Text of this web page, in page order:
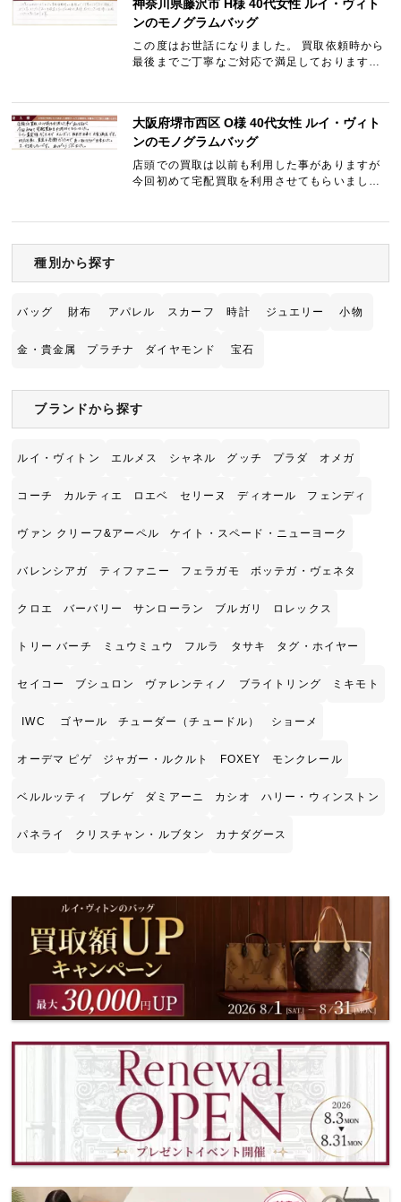
神奈川県藤沢市 H様 40代女性 ルイ・ヴィト
ンのモノグラムバッグ
この度はお世話になりました。 買取依頼時から
最後までご丁寧なご対応で満足しております。
大阪府堺市西区 O様 40代女性 ルイ・ヴィト
ンのモノグラムバッグ
店頭での買取は以前も利用した事がありますが
今回初めて宅配買取を利用させてもらいまし
種別から探す
バッグ 財布 アパレル スカーフ 時計 ジュエリー 小物
金・貴金属 プラチナ ダイヤモンド 宝石
ブランドから探す
ルイ・ヴィトン エルメス シャネル グッチ プラダ オメガ
コーチ カルティエ ロエベ セリーヌ ディオール フェンディ
ヴァン クリーフ&アーペル ケイト・スペード・ニューヨーク
バレンシアガ ティファニー フェラガモ ボッテガ・ヴェネタ
クロエ バーバリー サンローラン ブルガリ ロレックス
トリー バーチ ミュウミュウ フルラ タサキ タグ・ホイヤー
セイコー ブシュロン ヴァレンティノ ブライトリング ミキモト
IWC ゴヤール チューダー（チュードル） ショーメ
オーデマ ピゲ ジャガー・ルクルト FOXEY モンクレール
ベルルッティ ブレゲ ダミアーニ カシオ ハリー・ウィンストン
パネライ クリスチャン・ルブタン カナダグース